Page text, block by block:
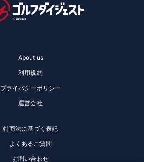
About us
利用規約
プライバシーポリシー
運営会社
特商法に基づく表記
よくあるご質問
お問い合わせ